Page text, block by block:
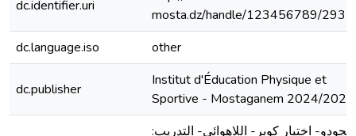
dc.identifier.uri
mosta.dz/handle/123456789/
dc.language.iso
other
dc.publisher
Institut d'Éducation Physique et
Sportive - Mostaganem 2024/2025
:الجودو- اختبار كوبر- اللاهوائي- التدريب